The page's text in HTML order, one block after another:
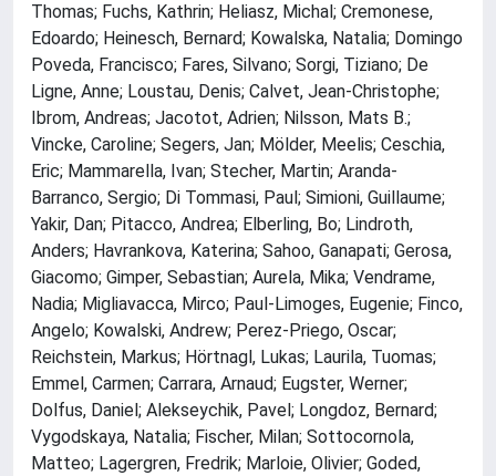
Thomas; Fuchs, Kathrin; Heliasz, Michal; Cremonese,
Edoardo; Heinesch, Bernard; Kowalska, Natalia; Domingo
Poveda, Francisco; Fares, Silvano; Sorgi, Tiziano; De
Ligne, Anne; Loustau, Denis; Calvet, Jean-Christophe;
Ibrom, Andreas; Jacotot, Adrien; Nilsson, Mats B.;
Vincke, Caroline; Segers, Jan; Mölder, Meelis; Ceschia,
Eric; Mammarella, Ivan; Stecher, Martin; Aranda-
Barranco, Sergio; Di Tommasi, Paul; Simioni, Guillaume;
Yakir, Dan; Pitacco, Andrea; Elberling, Bo; Lindroth,
Anders; Havrankova, Katerina; Sahoo, Ganapati; Gerosa,
Giacomo; Gimper, Sebastian; Aurela, Mika; Vendrame,
Nadia; Migliavacca, Mirco; Paul-Limoges, Eugenie; Finco,
Angelo; Kowalski, Andrew; Perez-Priego, Oscar;
Reichstein, Markus; Hörtnagl, Lukas; Laurila, Tuomas;
Emmel, Carmen; Carrara, Arnaud; Eugster, Werner;
Dolfus, Daniel; Alekseychik, Pavel; Longdoz, Bernard;
Vygodskaya, Natalia; Fischer, Milan; Sottocornola,
Matteo; Lagergren, Fredrik; Marloie, Olivier; Goded,